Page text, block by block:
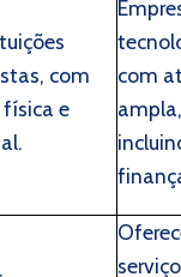
com
física e
com
ampla,